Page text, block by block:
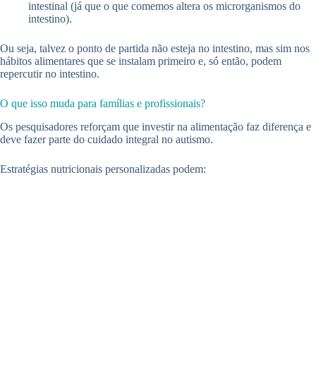
intestinal (já que o que comemos altera os microrganismos do
intestino).
Ou seja, talvez o ponto de partida não esteja no intestino, mas sim nos
hábitos alimentares que se instalam primeiro e, só então, podem
repercutir no intestino.
O que isso muda para famílias e profissionais?
Os pesquisadores reforçam que investir na alimentação faz diferença e
deve fazer parte do cuidado integral no autismo.
Estratégias nutricionais personalizadas podem: